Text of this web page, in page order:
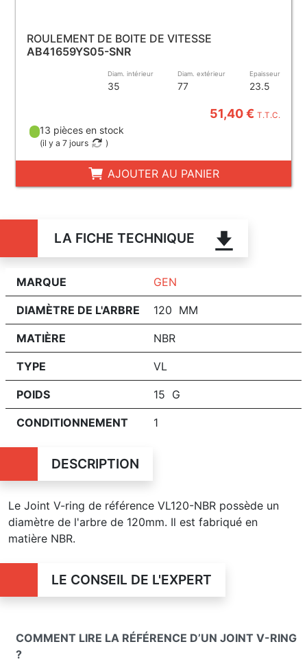
ROULEMENT DE BOITE DE VITESSE
AB41659YS05-SNR
Diam. intérieur
35
Diam. extérieur
77
Epaisseur
23.5
51,40 €T.T.C.
13 pièces en stock
(il y a 7 jours )
AJOUTER AU PANIER
LA FICHE TECHNIQUE
MARQUE GEN
DIAMÈTRE DE L'ARBRE 120 MM
MATIÈRE NBR
TYPE VL
POIDS 15 G
CONDITIONNEMENT 1
DESCRIPTION
Le Joint V-ring de référence VL120-NBR possède un
diamètre de l'arbre de 120mm. Il est fabriqué en
matière NBR.
LE CONSEIL DE L'EXPERT
COMMENT LIRE LA RÉFÉRENCE D’UN JOINT V-RING
?